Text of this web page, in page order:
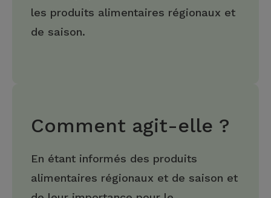
les produits alimentaires régionaux et
de saison.
Comment agit-elle ?
En étant informés des produits
alimentaires régionaux et de saison et